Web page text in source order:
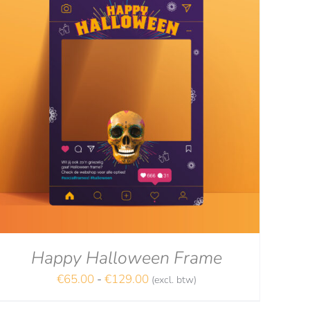
Happy Halloween Frame
€65.00 - €129.00Prijsklasse:
(excl. btw)